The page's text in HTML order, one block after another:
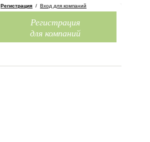
Регистрация / Вход для компаний
Регистрация
для компаний